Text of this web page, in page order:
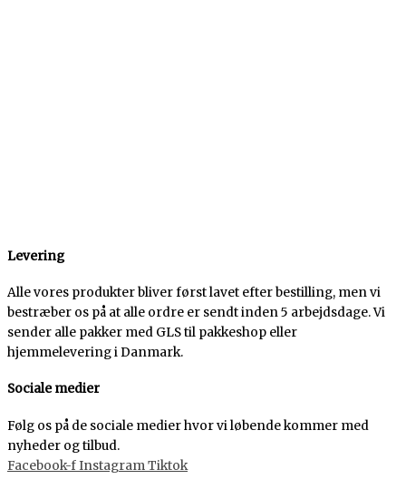
Levering
Alle vores produkter bliver først lavet efter bestilling, men vi
bestræber os på at alle ordre er sendt inden 5 arbejdsdage. Vi
sender alle pakker med GLS til pakkeshop eller
hjemmelevering i Danmark.
Sociale medier
Følg os på de sociale medier hvor vi løbende kommer med
nyheder og tilbud.
Facebook-fInstagramTiktok